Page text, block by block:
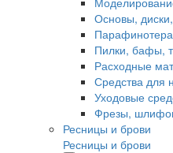
Основы,
Пилки, бафы,
Расходные
Средства для
Уходовые
Фрезы,
Ресницы и брови
Ресницы и брови